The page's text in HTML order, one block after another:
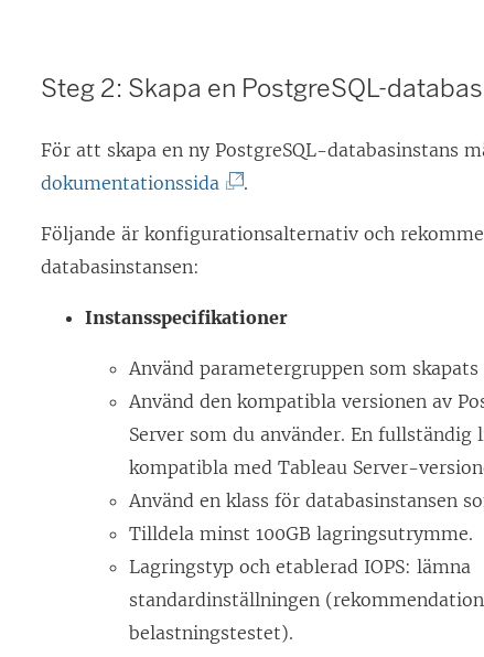
k
n
p
a
s
i
e
t
t
n
y
t
t
Steg 2: Skapa en PostgreSQL-
För att skapa en ny PostgreSQL-databasinstans
dokumentationssida (
k
n
ö
p
p
n
a
s
i
e
.
Följande är konfigurationsalternativ och
databasinstansen:
Instansspecifikationer
Använd parametergruppen som
Använd den kompatibla versionen av
Server som du använder. En
kompatibla med Tableau Server-
Använd en klass för databasinstansen
Tilldela minst 100GB lagringsutrymme.
Lagringstyp och etablerad IOPS: lämna
standardinställningen
belastningstestet).